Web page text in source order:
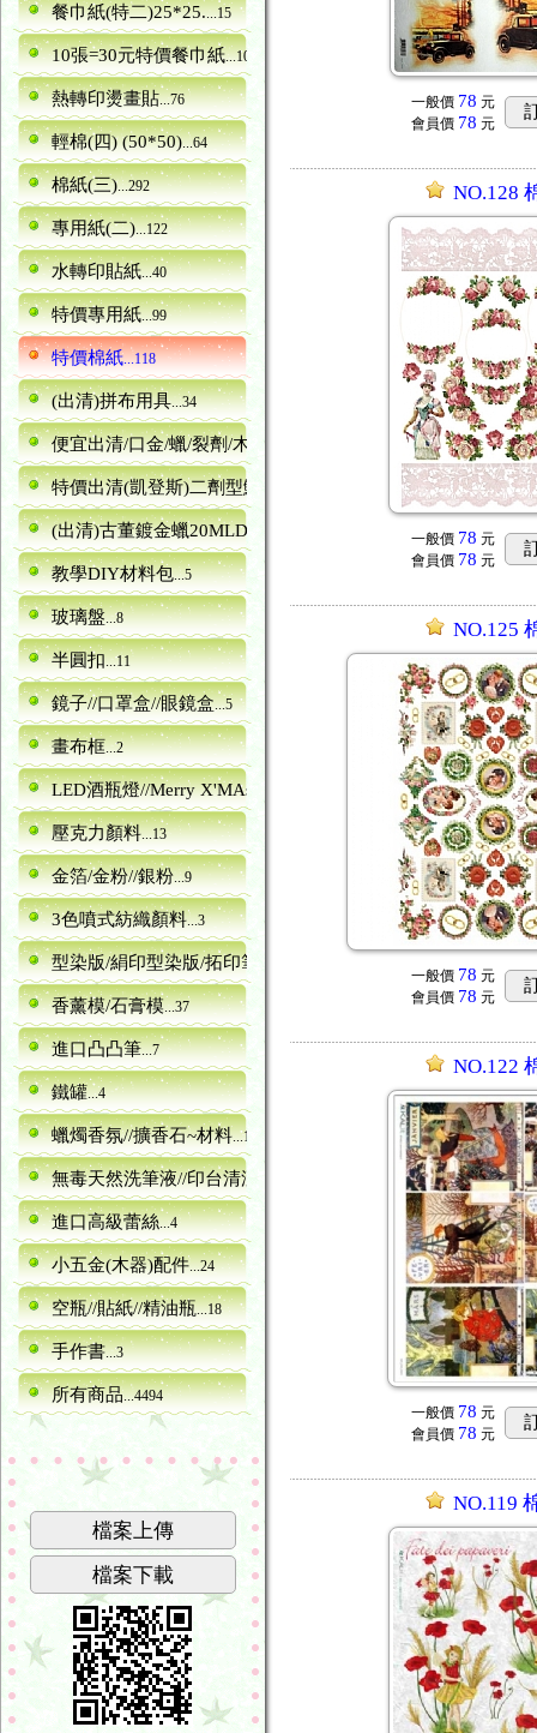
餐巾紙(特二)25*25....15
10張=30元特價餐巾紙...10
熱轉印燙畫貼...76
輕棉(四) (50*50)...64
棉紙(三)...292
專用紙(二)...122
水轉印貼紙...40
特價專用紙...99
特價棉紙...118
(出清)拼布用具...34
便宜出清/口金/蠟/裂劑/木器
特價出清(凱登斯)二劑型鱷魚紋裂劑canence ...6
(出清)古董鍍金蠟20MLDORA
教學DIY材料包...5
玻璃盤...8
半圓扣...11
鏡子//口罩盒//眼鏡盒...5
畫布框...2
LED酒瓶燈//Merry X'MAs字型
壓克力顏料...13
金箔/金粉//銀粉...9
3色噴式紡織顏料...3
型染版/絹印型染版/拓印筆
香薰模/石膏模...37
進口凸凸筆...7
鐵罐...4
蠟燭香氛//擴香石~材料...16
無毒天然洗筆液//印台清潔劑
進口高級蕾絲...4
小五金(木器)配件...24
空瓶//貼紙//精油瓶...18
手作書...3
所有商品...4494
檔案上傳
檔案下載
一般價 78 元
會員價 78 元
NO.128
一般價 78 元
會員價 78 元
NO.125
一般價 78 元
會員價 78 元
NO.122
一般價 78 元
會員價 78 元
NO.119